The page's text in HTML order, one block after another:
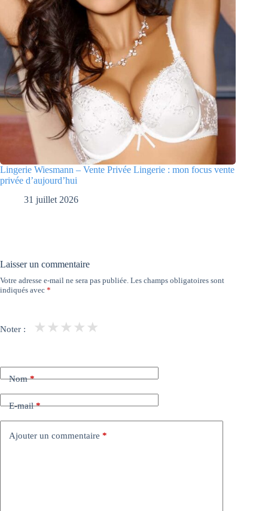
Lingerie Wiesmann – Vente Privée Lingerie : mon focus vente
privée d’aujourd’hui
31 juillet 2026
Laisser un commentaire
Votre adresse e-mail ne sera pas publiée. Les champs obligatoires sont
indiqués avec *
Noter : ★
★
★
★
★
Nom*
E-mail*
Ajouter un commentaire *